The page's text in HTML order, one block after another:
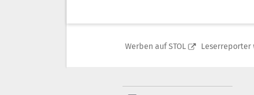
Werben auf STOL Leserreporter